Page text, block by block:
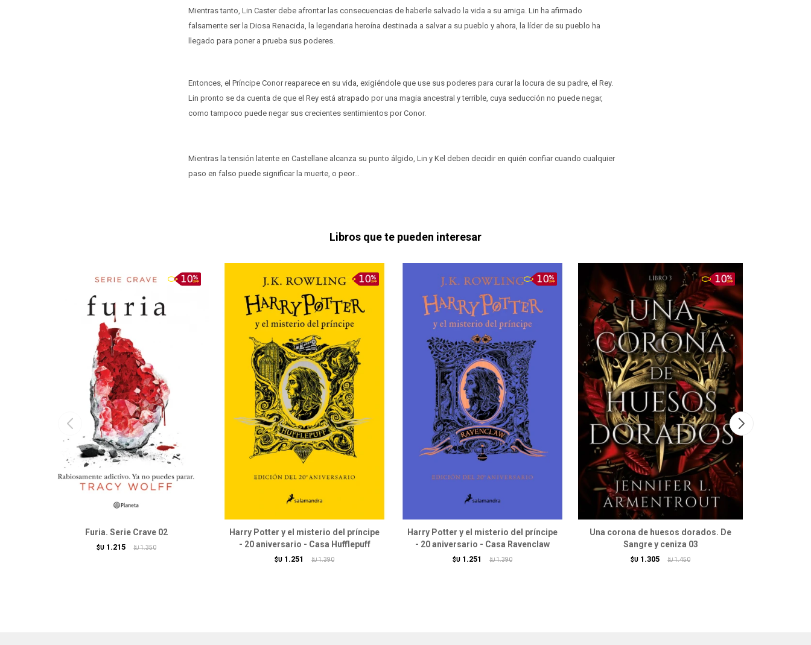
Mientras tanto, Lin Caster debe afrontar las consecuencias de haberle salvado la vida a su amiga. Lin ha afirmado
falsamente ser la Diosa Renacida, la legendaria heroína destinada a salvar a su pueblo y ahora, la líder de su pueblo ha
llegado para poner a prueba sus poderes.
Entonces, el Príncipe Conor reaparece en su vida, exigiéndole que use sus poderes para curar la locura de su padre, el Rey.
Lin pronto se da cuenta de que el Rey está atrapado por una magia ancestral y terrible, cuya seducción no puede negar,
como tampoco puede negar sus crecientes sentimientos por Conor.
Mientras la tensión latente en Castellane alcanza su punto álgido, Lin y Kel deben decidir en quién confiar cuando cualquier
paso en falso puede significar la muerte, o peor…
Libros que te pueden interesar
Furia. Serie Crave 02
$U 1.215 $U 1.350
Harry Potter y el misterio del príncipe
- 20 aniversario - Casa Hufflepuff
$U 1.251 $U 1.390
Harry Potter y el misterio del príncipe
- 20 aniversario - Casa Ravenclaw
$U 1.251 $U 1.390
Una corona de huesos dorados. De
Sangre y ceniza 03
$U 1.305 $U 1.450